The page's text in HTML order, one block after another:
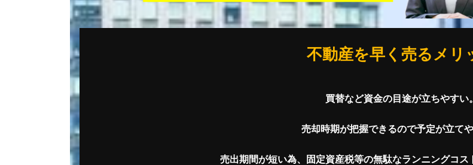
不動産を早く売るメリ
買替など資金の目途が立ちやすい。
売却時期が把握できるので予定が立てや
売出期間が短い為、固定資産税等の無駄なランニングコス